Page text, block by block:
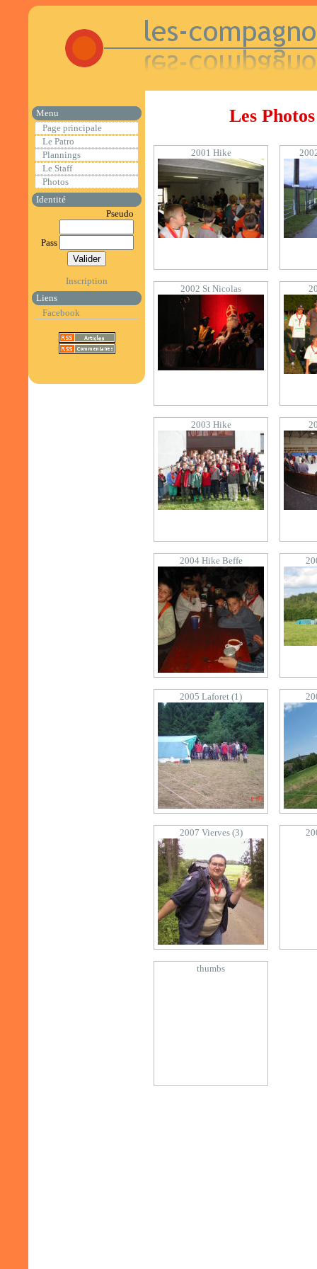
Menu
Page principale
Le Patro
Plannings
Le Staff
Photos
Identité
Pseudo
Pass
Inscription
Liens
Facebook
Les
2001 Hike
2002 St Nicolas
2003 Hike
2004 Hike Beffe
2005 Laforet (1)
2007 Vierves (3)
thumbs